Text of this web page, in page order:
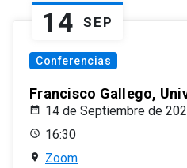
14 SEP
Conferencias
Francisco Gallego,
14 de Septiembre de
16:30
Zoom